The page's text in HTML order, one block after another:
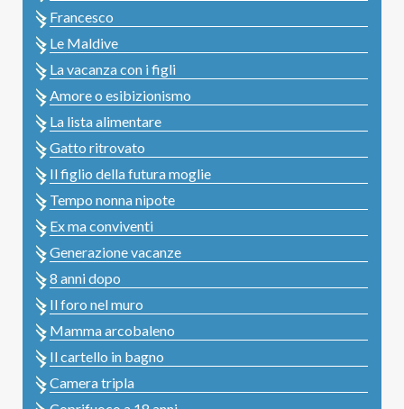
Francesco
Le Maldive
La vacanza con i figli
Amore o esibizionismo
La lista alimentare
Gatto ritrovato
Il figlio della futura moglie
Tempo nonna nipote
Ex ma conviventi
Generazione vacanze
8 anni dopo
Il foro nel muro
Mamma arcobaleno
Il cartello in bagno
Camera tripla